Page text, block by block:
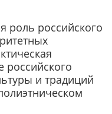
роль российского
российского
и традиций